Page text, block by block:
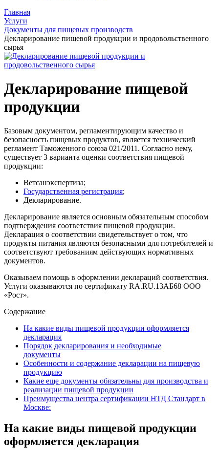
Главная
Услуги
Документы для пищевых производств
Декларирование пищевой продукции и продовольственного
сырья
Декларирование пищевой
продукции
Базовым документом, регламентирующим качество и
безопасность пищевых продуктов, является технический
регламент Таможенного союза 021/2011. Согласно нему,
существует 3 варианта оценки соответствия пищевой
продукции:
Ветсанэкспертиза;
Государственная регистрация;
Декларирование.
Декларирование является основным обязательным способом
подтверждения соответствия пищевой продукции.
Декларация о соответствии свидетельствует о том, что
продукты питания являются безопасными для потребителей и
соответствуют требованиям действующих нормативных
документов.
Оказываем помощь в оформлении деклараций соответствия.
Услуги оказываются по сертификату RA.RU.13АБ68 ООО
«Рост».
Содержание
На какие виды пищевой продукции оформляется
декларация
Порядок декларирования и необходимые
документы
Особенности и содержание декларации на пищевую
продукцию
Какие еще документы обязательны для производства и
реализации пищевой продукции
Преимущества центра сертификации НТД Стандарт в
Москве:
На какие виды пищевой продукции
оформляется декларация